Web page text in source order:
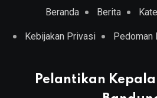
Beranda Berita
Kebijakan Privasi Pedoman
Pelantikan